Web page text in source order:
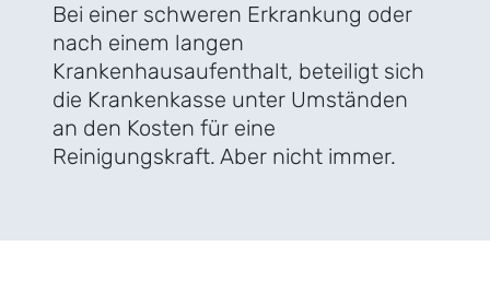
Bei einer schweren Erkrankung oder
nach einem langen
Krankenhausaufenthalt, beteiligt sich
die Krankenkasse unter Umständen
an den Kosten für eine
Reinigungskraft. Aber nicht immer.